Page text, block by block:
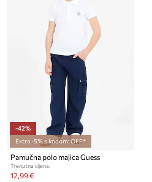
-42%
Extra -5% s kodom: OFF*
Pamučna polo majica Guess
Trenutna cijena:
12,99 €